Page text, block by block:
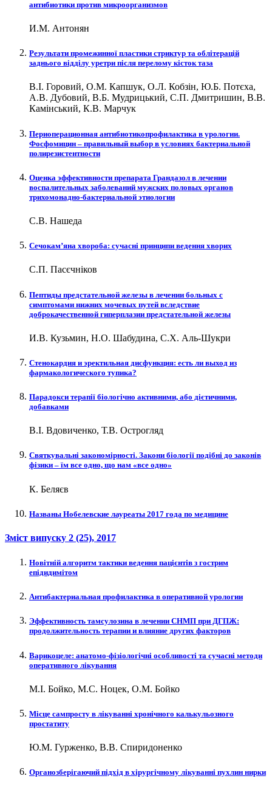
антибиотики против микроорганизмов
И.М. Антонян
Результати промежинної пластики стриктур та облітерацій
заднього відділу уретри після перелому кісток таза
В.І. Горовий, О.М. Капшук, О.Л. Кобзін, Ю.Б. Потєха,
А.В. Дубовий, В.Б. Мудрицький, С.П. Дмитришин, В.В.
Камінський, К.В. Марчук
Периоперационная антибиотикопрофилактика в урологии.
Фосфомицин – правильный выбор в условиях бактериальной
полирезистентности
Оценка эффективности препарата Грандазол в лечении
воспалительных заболеваний мужских половых органов
трихомонадно-бактериальной этиологии
С.В. Нашеда
Сечокам’яна хвороба: сучасні принципи ведення хворих
С.П. Пасєчніков
Пептиды предстательной железы в лечении больных с
симптомами нижних мочевых путей вследствие
доброкачественной гиперплазии предстательной железы
И.В. Кузьмин, Н.О. Шабудина, С.Х. Аль-Шукри
Стенокардия и эректильная дисфункция: есть ли выход из
фармакологического тупика?
Парадокси терапії біологічно активними, або дієтичними,
добавками
В.І. Вдовиченко, Т.В. Острогляд
Святкувальні закономірності. Закони біології подібні до законів
фізики – їм все одно, що нам «все одно»
К. Беляєв
Названы Нобелевские лауреаты 2017 года по медицине
Зміст випуску 2 (25), 2017
Новітній алгоритм тактики ведення пацієнтів з гострим
епідидимітом
Антибактериальная профилактика в оперативной урологии
Эффективность тамсулозина в лечении СНМП при ДГПЖ:
продолжительность терапии и влияние других факторов
Варикоцеле: анатомо-фізіологічні особливості та сучасні методи
оперативного лікування
М.І. Бойко, М.С. Ноцек, О.М. Бойко
Місце сампросту в лікуванні хронічного калькульозного
простатиту
Ю.М. Гурженко, В.В. Спиридоненко
Органозберігаючий підхід в хірургічному лікуванні пухлин нирки